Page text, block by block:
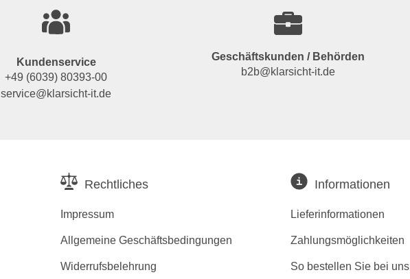
Kundenservice
+49 (6039) 80393-00
service@klarsicht-it.de
Geschäftskunden / Behörden
b2b@klarsicht-it.de
Rechtliches
Impressum
Allgemeine Geschäftsbedingungen
Widerrufsbelehrung
Informationen
Lieferinformationen
Zahlungsmöglichkeiten
So bestellen Sie bei uns